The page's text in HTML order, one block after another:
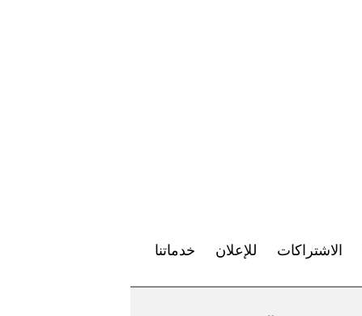
الاشتراكات للإعلان خدماتنا